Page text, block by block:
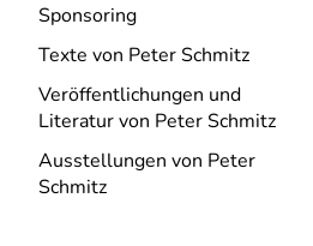
Sponsoring
Texte von Peter Schmitz
Veröffentlichungen und
Literatur von Peter Schmitz
Ausstellungen von Peter
Schmitz